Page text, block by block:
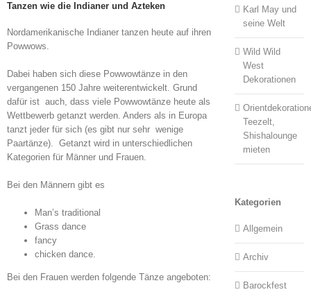
Tanzen wie die Indianer und Azteken
Nordamerikanische Indianer tanzen heute auf ihren
Powwows.
Dabei haben sich diese Powwowtänze in den
vergangenen 150 Jahre weiterentwickelt. Grund
dafür ist auch, dass viele Powwowtänze heute als
Wettbewerb getanzt werden. Anders als in Europa
tanzt jeder für sich (es gibt nur sehr wenige
Paartänze). Getanzt wird in unterschiedlichen
Kategorien für Männer und Frauen.
Bei den Männern gibt es
Man’s traditional
Grass dance
fancy
chicken dance.
Bei den Frauen werden folgende Tänze angeboten:
Karl May und
seine Welt
Wild Wild
West
Dekorationen
Teezelt,
Shishalounge
mieten
Kategorien
Allgemein
Archiv
Barockfest